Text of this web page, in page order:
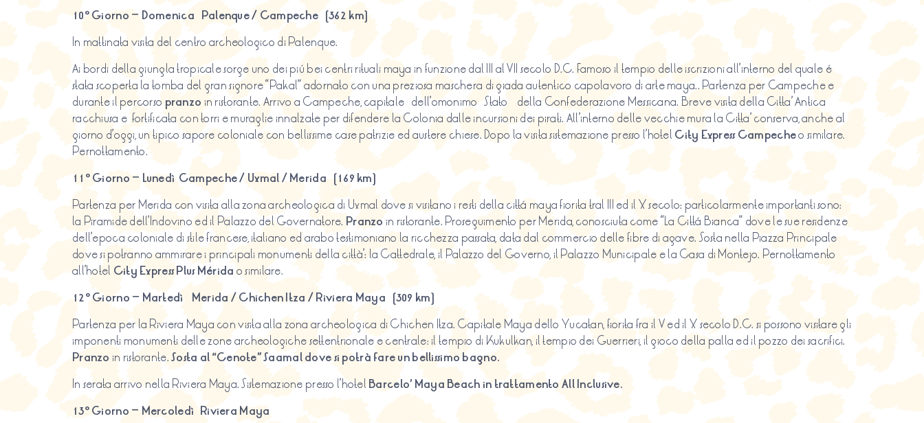
10º Giorno – Domenica Palenque / Campeche (362 km)
In mattinata visita del centro archeologico di Palenque.
Ai bordi della giungla tropicale sorge uno dei piú bei centri rituali maya in funzione dal III al VII secolo D.C. Famoso il tempio delle iscrizioni all’interno del quale é
stata scoperta la tomba del gran signore “Pakal” adornato con una preziosa maschera di giada autentico capolavoro di arte maya.. Partenza per Campeche e
durante il percorso pranzo in ristorante. Arrivo a Campeche, capitale dell’omonimo Stato della Confederazione Messicana. Breve visita della Citta’ Antica
racchiusa e fortificata con torri e muraglie innalzate per difendere la Colonia dalle incursioni dei pirati. All’interno delle vecchie mura la Citta’ conserva, anche al
giorno d’oggi, un tipico sapore coloniale con bellissime case patrizie ed austere chiese. Dopo la visita sistemazione presso l’hotel City Express Campecheo similare.
Pernottamento.
11º Giorno – Lunedì Campeche / Uxmal / Merida (169 km)
Partenza per Merida con visita alla zona archeologica di Uxmal dove si visitano i resti della cittá maya fiorita tral III ed il X secolo: particolarmente importanti sono:
la Piramide dell’Indovino ed il Palazzo del Governatore. Pranzo in ristorante. Proseguimento per Merida, conosciuta come “La Cittá Bianca” dove le sue residenze
dell’epoca coloniale di stile francese, italiano ed arabo testimoniano la ricchezza passata, data dal commercio delle fibre di agave. Sosta nella Piazza Principale
dove si potranno ammirare i principali monumenti della città’: la Cattedrale, il Palazzo del Governo, il Palazzo Municipale e la Casa di Montejo. Pernottamento
all’hotel City Express Plus Mérida o similare.
12º Giorno – Martedì Merida / Chichen Itza / Riviera Maya (309 km)
Partenza per la Riviera Maya con visita alla zona archeologica di Chichen Itza. Capitale Maya dello Yucatan, fiorita fra il V ed il X secolo D.C. si possono visitare gli
imponenti monumenti delle zone archeologiche settentrionale e centrale: il tempio di Kukulkan, il tempio dei Guerrieri, il gioco della palla ed il pozzo dei sacrifici.
Pranzo in ristorante.Sosta al “Cenote” Saamal dove si potrà fare un bellissimo bagno.
In serata arrivo nella Riviera Maya. Sistemazione presso l’hotel Barcelo’ Maya Beach in trattamento All Inclusive.
13º Giorno – Mercoledì Riviera Maya